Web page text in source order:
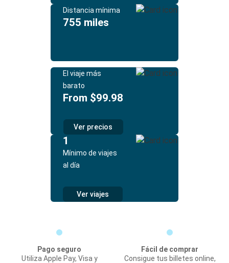
Distancia mínima
755 miles
El viaje más
barato
From $99.98
Ver precios
1
Mínimo de viajes
al día
Ver viajes
Pago seguro
Utiliza Apple Pay, Visa y
Fácil de comprar
Consigue tus billetes online,